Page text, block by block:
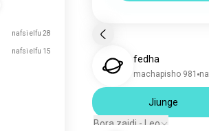
nafsi elfu 28
nafsi elfu 15
fedha
machapisho 981
Jiunge
Bora zaidi - Leo